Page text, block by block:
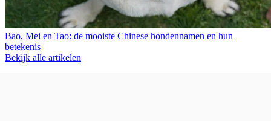
Bao, Mei en Tao: de mooiste Chinese hondennamen en hun
betekenis
Bekijk alle artikelen